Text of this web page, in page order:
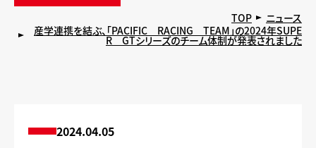
TOP
ニュース
産学連携を結ぶ、「PACIFIC RACING TEAM」の2024年SUPE
R GTシリーズのチーム体制が発表されました
2024.04.05